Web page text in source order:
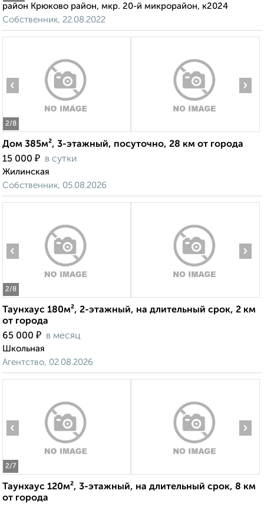
район Крюково район, мкр. 20-й микрорайон, к2024
Собственник, 22.08.2022
2/8
‹ ›
Дом 385м², 3-этажный, посуточно, 28 км от города
15 000 ₽ в сутки
Жилинская
Собственник, 05.08.2026
2/8
‹ ›
Таунхаус 180м², 2-этажный, на длительный срок, 2 км
от города
65 000 ₽ в месяц
Школьная
Агентство, 02.08.2026
2/7
‹ ›
Таунхаус 120м², 3-этажный, на длительный срок, 8 км
от города